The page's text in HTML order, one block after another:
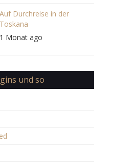
Auf Durchreise in der
Toskana
1 Monat ago
und so